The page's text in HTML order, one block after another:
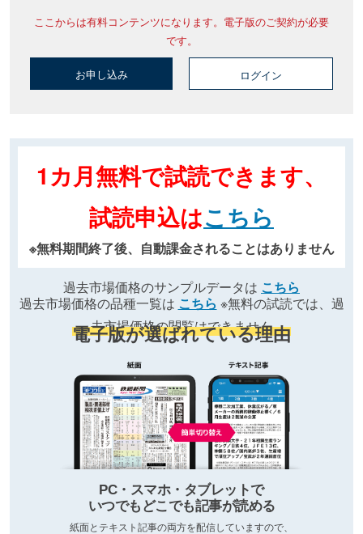
ここからは有料コンテンツになります。電子版のご契約が必要
です。
お申し込み ログイン
1カ月無料で試読できます、
試読申込はこちら
※無料期間終了後、自動課金されることはありません
過去市場価格のサンプルデータは こちら
過去市場価格の品種一覧は こちら ※無料の試読では、過
去市場価格の閲覧はできません
電子版が選ばれている理由
PC・スマホ・タブレットで
いつでもどこでも記事が読める
紙面とテキスト記事の両方を配信していますので、